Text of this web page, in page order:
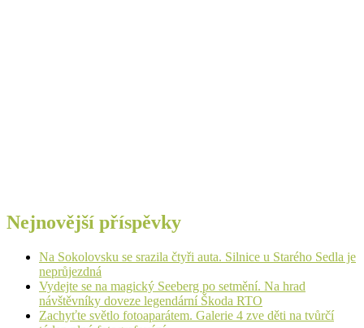
Nejnovější příspěvky
Na Sokolovsku se srazila čtyři auta. Silnice u Starého Sedla je
neprůjezdná
Vydejte se na magický Seeberg po setmění. Na hrad
návštěvníky doveze legendární Škoda RTO
Zachyťte světlo fotoaparátem. Galerie 4 zve děti na tvůrčí